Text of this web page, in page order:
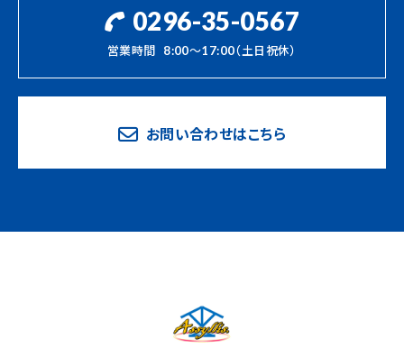
0296-35-0567
営業時間 8:00～17:00（土日祝休）
お問い合わせはこちら